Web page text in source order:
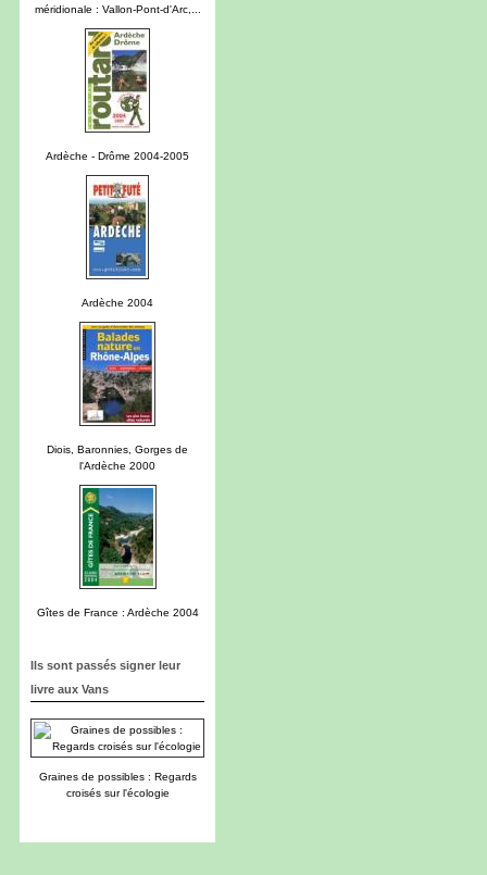
méridionale : Vallon-Pont-d'Arc,...
Ardèche - Drôme 2004-2005
Ardèche 2004
Diois, Baronnies, Gorges de
l'Ardèche 2000
Gîtes de France : Ardèche 2004
Ils sont passés signer leur
livre aux Vans
Graines de possibles : Regards
croisés sur l'écologie